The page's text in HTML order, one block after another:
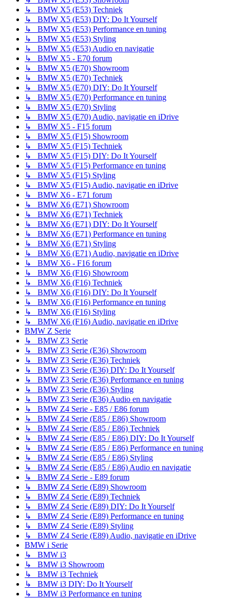
↳ BMW X5 (E53) Techniek
↳ BMW X5 (E53) DIY: Do It Yourself
↳ BMW X5 (E53) Performance en tuning
↳ BMW X5 (E53) Styling
↳ BMW X5 (E53) Audio en navigatie
↳ BMW X5 - E70 forum
↳ BMW X5 (E70) Showroom
↳ BMW X5 (E70) Techniek
↳ BMW X5 (E70) DIY: Do It Yourself
↳ BMW X5 (E70) Performance en tuning
↳ BMW X5 (E70) Styling
↳ BMW X5 (E70) Audio, navigatie en iDrive
↳ BMW X5 - F15 forum
↳ BMW X5 (F15) Showroom
↳ BMW X5 (F15) Techniek
↳ BMW X5 (F15) DIY: Do It Yourself
↳ BMW X5 (F15) Performance en tuning
↳ BMW X5 (F15) Styling
↳ BMW X5 (F15) Audio, navigatie en iDrive
↳ BMW X6 - E71 forum
↳ BMW X6 (E71) Showroom
↳ BMW X6 (E71) Techniek
↳ BMW X6 (E71) DIY: Do It Yourself
↳ BMW X6 (E71) Performance en tuning
↳ BMW X6 (E71) Styling
↳ BMW X6 (E71) Audio, navigatie en iDrive
↳ BMW X6 - F16 forum
↳ BMW X6 (F16) Showroom
↳ BMW X6 (F16) Techniek
↳ BMW X6 (F16) DIY: Do It Yourself
↳ BMW X6 (F16) Performance en tuning
↳ BMW X6 (F16) Styling
↳ BMW X6 (F16) Audio, navigatie en iDrive
BMW Z Serie
↳ BMW Z3 Serie
↳ BMW Z3 Serie (E36) Showroom
↳ BMW Z3 Serie (E36) Techniek
↳ BMW Z3 Serie (E36) DIY: Do It Yourself
↳ BMW Z3 Serie (E36) Performance en tuning
↳ BMW Z3 Serie (E36) Styling
↳ BMW Z3 Serie (E36) Audio en navigatie
↳ BMW Z4 Serie - E85 / E86 forum
↳ BMW Z4 Serie (E85 / E86) Showroom
↳ BMW Z4 Serie (E85 / E86) Techniek
↳ BMW Z4 Serie (E85 / E86) DIY: Do It Yourself
↳ BMW Z4 Serie (E85 / E86) Performance en tuning
↳ BMW Z4 Serie (E85 / E86) Styling
↳ BMW Z4 Serie (E85 / E86) Audio en navigatie
↳ BMW Z4 Serie - E89 forum
↳ BMW Z4 Serie (E89) Showroom
↳ BMW Z4 Serie (E89) Techniek
↳ BMW Z4 Serie (E89) DIY: Do It Yourself
↳ BMW Z4 Serie (E89) Performance en tuning
↳ BMW Z4 Serie (E89) Styling
↳ BMW Z4 Serie (E89) Audio, navigatie en iDrive
BMW i Serie
↳ BMW i3
↳ BMW i3 Showroom
↳ BMW i3 Techniek
↳ BMW i3 DIY: Do It Yourself
↳ BMW i3 Performance en tuning